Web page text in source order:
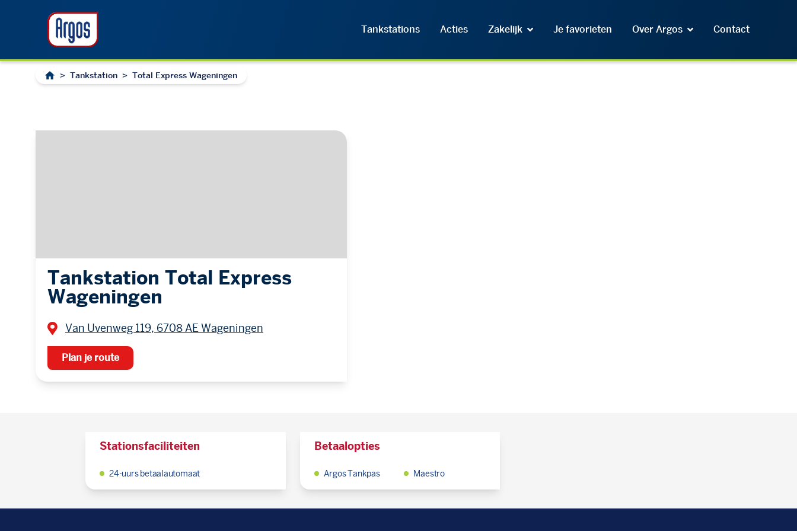
Tankstations Acties Zakelijk Je favorieten Over Argos Contact
> Tankstation > Total Express Wageningen
Tankstation Total Express
Wageningen
Van Uvenweg 119, 6708 AE Wageningen
Plan je route
Stationsfaciliteiten
24-uurs betaalautomaat
Betaalopties
Argos Tankpas Maestro